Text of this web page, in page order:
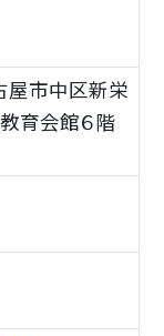
屋市中区新栄
育会館６階